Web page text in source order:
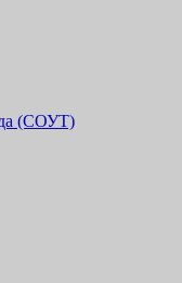
(СОУТ)